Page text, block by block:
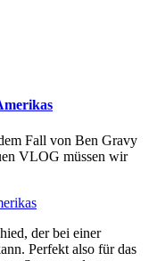
Fall von Ben Gravy
VLOG müssen wir
der bei einer
Perfekt also für das